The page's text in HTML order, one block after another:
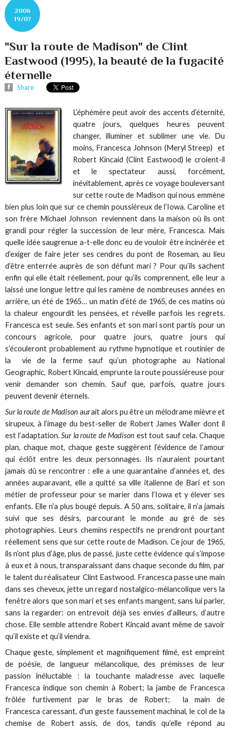
2006
19/07
"Sur la route de Madison" de Clint
Eastwood (1995), la beauté de la fugacité
éternelle
Share
L’éphémère peut avoir des accents d’éternité,
quatre jours, quelques heures peuvent
changer, illuminer et sublimer une vie. Du
moins, Francesca Johnson (Meryl Streep) et
Robert Kincaid (Clint Eastwood) le croient-il
et le spectateur aussi, forcément,
inévitablement, après ce voyage bouleversant
sur cette route de Madison qui nous emmène
bien plus loin que sur ce chemin poussiéreux de l’Iowa. Caroline et
son frère Michael Johnson reviennent dans la maison où ils ont
grandi pour régler la succession de leur mère, Francesca. Mais
quelle idée saugrenue a-t-elle donc eu de vouloir être incinérée et
d’exiger de faire jeter ses cendres du pont de Roseman, au lieu
d’être enterrée auprès de son défunt mari ? Pour qu’ils sachent
enfin qui elle était réellement, pour qu’ils comprennent, elle leur a
laissé une longue lettre qui les ramène de nombreuses années en
arrière, un été de 1965… un matin d’été de 1965, de ces matins où
la chaleur engourdit les pensées, et réveille parfois les regrets.
Francesca est seule. Ses enfants et son mari sont partis pour un
concours agricole, pour quatre jours, quatre jours qui
s’écouleront probablement au rythme hypnotique et routinier de
la vie de la ferme sauf qu’un photographe au National
Geographic, Robert Kincaid, emprunte la route poussiéreuse pour
venir demander son chemin. Sauf que, parfois, quatre jours
peuvent devenir éternels.
Sur la route de Madison aurait alors pu être un mélodrame mièvre et
sirupeux, à l’image du best-seller de Robert James Waller dont il
est l’adaptation.Sur la route de Madison est tout sauf cela. Chaque
plan, chaque mot, chaque geste suggèrent l’évidence de l’amour
qui éclôt entre les deux personnages. Ils n’auraient pourtant
jamais dû se rencontrer : elle a une quarantaine d’années et, des
années auparavant, elle a quitté sa ville italienne de Bari et son
métier de professeur pour se marier dans l’Iowa et y élever ses
enfants. Elle n’a plus bougé depuis. A 50 ans, solitaire, il n’a jamais
suivi que ses désirs, parcourant le monde au gré de ses
photographies. Leurs chemins respectifs ne prendront pourtant
réellement sens que sur cette route de Madison. Ce jour de 1965,
ils n’ont plus d’âge, plus de passé, juste cette évidence qui s’impose
à eux et à nous, transparaissant dans chaque seconde du film, par
le talent du réalisateur Clint Eastwood. Francesca passe une main
dans ses cheveux, jette un regard nostalgico-mélancolique vers la
fenêtre alors que son mari et ses enfants mangent, sans lui parler,
sans la regarder: on entrevoit déjà ses envies d’ailleurs, d’autre
chose. Elle semble attendre Robert Kincaid avant même de savoir
qu’il existe et qu’il viendra.
Chaque geste, simplement et magnifiquement filmé, est empreint
de poésie, de langueur mélancolique, des prémisses de leur
passion inéluctable : la touchante maladresse avec laquelle
Francesca indique son chemin à Robert; la jambe de Francesca
frôlée furtivement par le bras de Robert; la main de
Francesca caressant, d'un geste faussement machinal, le col de la
chemise de Robert assis, de dos, tandis qu’elle répond au